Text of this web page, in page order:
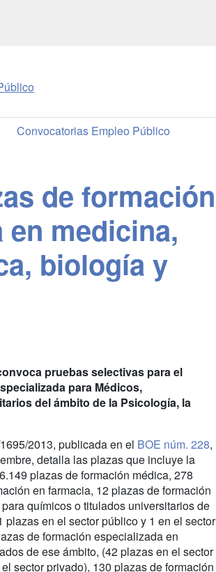
Convocatorias Empleo Público
de formación
medicina,
biología y
pruebas selectivas para el
para Médicos,
del ámbito de la Psicología, la
2013, publicada en el BOE núm. 228,
detalla las plazas que incluye la
plazas de formación médica, 278
en farmacia, 12 plazas de formación
químicos o titulados universitarios de
plazas en el sector público y 1 en el sector
de formación especializada en
de ese ámbito, (42 plazas en el sector
sector privado), 130 plazas de formación